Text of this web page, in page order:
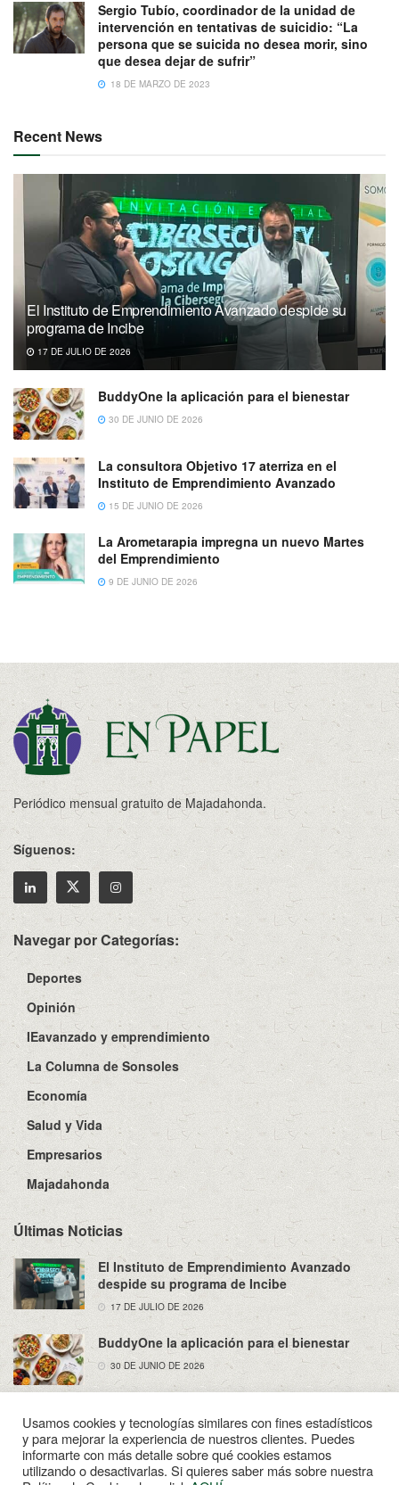
Sergio Tubío, coordinador de la unidad de
intervención en tentativas de suicidio: “La
persona que se suicida no desea morir, sino
que desea dejar de sufrir”
18 DE MARZO DE 2023
Recent News
El Instituto de Emprendimiento Avanzado despide su
programa de Incibe
17 DE JULIO DE 2026
BuddyOne la aplicación para el bienestar
30 DE JUNIO DE 2026
La consultora Objetivo 17 aterriza en el
Instituto de Emprendimiento Avanzado
15 DE JUNIO DE 2026
La Arometarapia impregna un nuevo Martes
del Emprendimiento
9 DE JUNIO DE 2026
Periódico mensual gratuito de Majadahonda.
Síguenos:
Navegar por Categorías:
Deportes
Opinión
IEavanzado y emprendimiento
La Columna de Sonsoles
Economía
Salud y Vida
Empresarios
Majadahonda
Últimas Noticias
El Instituto de Emprendimiento Avanzado
despide su programa de Incibe
17 DE JULIO DE 2026
BuddyOne la aplicación para el bienestar
30 DE JUNIO DE 2026
Sobre Nosotros Política de Privacidad
Aviso Legal
Usamos cookies y tecnologías similares con fines estadísticos
y para mejorar la experiencia de nuestros clientes. Puedes
informarte con más detalle sobre qué cookies estamos
utilizando o desactivarlas. Si quieres saber más sobre nuestra